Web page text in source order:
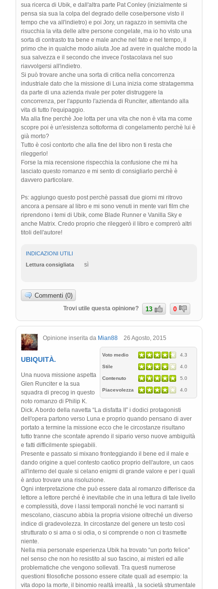
sua ricerca di Ubik, e dall'altra parte Pat Conley (inizialmente si
pensa sia sua la colpa del degrado delle cose/persone visto il
tempo che va all'indietro) e poi Jory, un ragazzo in semivita che
risucchia la vita delle altre persone congelate, ma io ho visto una
sorta di contrasto tra bene e male anche nel fato e nel tempo, il
primo che in qualche modo aiiuta Joe ad avere in qualche modo la
sua salvezza e il secondo che invece l'ostacolava nel suo
riavvolgersi all'indietro.
Si può trovare anche una sorta di critica nella concorrenza
industriale dato che la missione di Luna inizia come stratagemma
da parte di una azienda rivale per poter distruggere la
concorrenza, per l'appunto l'azienda di Runciter, attentando alla
vita di tutto l'equipaggio.
Ma alla fine perchè Joe lotta per una vita che non è vita ma come
scopre poi è un'esistenza sottoforma di congelamento perchè lui è
già morto?
Tutto è così contorto che alla fine del libro non ti resta che
rileggerlo!
Forse la mia recensione rispecchia la confusione che mi ha
lasciato questo romanzo e mi sento di consigliarlo perchè è
davvero particolare.
Ps: aggiungo questo post perchè passati due giorni mi ritrovo
ancora a pensare al libro e mi sono venuti in mente vari film che
riprendono i temi di Ubik, come Blade Runner e Vanilla Sky e
anche Matrix. Credo proprio che rileggerò il libro e comprerò altri
titoli dell'autore!
INDICAZIONI UTILI
Lettura consigliata
sì
Commenti (0)
Trovi utile questa opinione? 13 0
Opinione inserita da Mian88 26 Agosto, 2015
Voto medio 4.3
Stile 4.0
Contenuto 5.0
Piacevolezza 4.0
UBIQUITÀ.
Una nuova missione aspetta
Glen Runciter e la sua
squadra di precog in questo
noto romanzo di Philip K.
Dick. A bordo della navetta “La disfatta II” i dodici protagonisti
dell'opera partono verso Luna e proprio quando pensano di aver
portato a termine la missione ecco che le circostanze risultano
tutto tranne che scontate aprendo il sipario verso nuove ambiguità
e fatti difficilmente spiegabili.
Presente e passato si mixano fronteggiando il bene ed il male e
dando origine a quel contesto caotico proprio dell'autore, un caos
all'interno del quale si celano enigmi di grande valore e per i quali
è arduo trovare una risoluzione.
Ogni interpretazione che può essere data al romanzo differisce da
lettore a lettore perché è inevitabile che in una lettura di tale livello
e complessità, dove i lassi temporali nonché le voci narranti si
mescolano, ciascuno abbia la propria visione oltreché un diverso
indice di gradevolezza. In circostanze del genere un testo così
strutturato o si ama o si odia, o si comprende o non ci trasmette
niente.
Nella mia personale esperienza Ubik ha trovato “un porto felice”
nel senso che non ho resistito al suo fascino, ai misteri ed alle
problematiche che vengono sollevati. Tra questi numerose
questioni filosofiche possono essere citate quali ad esempio: la
vita dopo la morte, il binomio realtà irrealtà , la società strumentale